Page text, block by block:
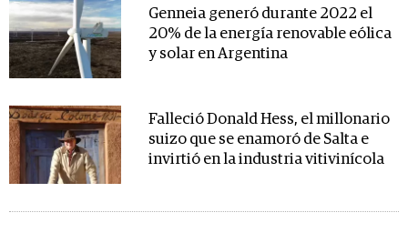
Genneia generó durante 2022 el
20% de la energía renovable eólica
y solar en Argentina
Falleció Donald Hess, el millonario
suizo que se enamoró de Salta e
invirtió en la industria vitivinícola